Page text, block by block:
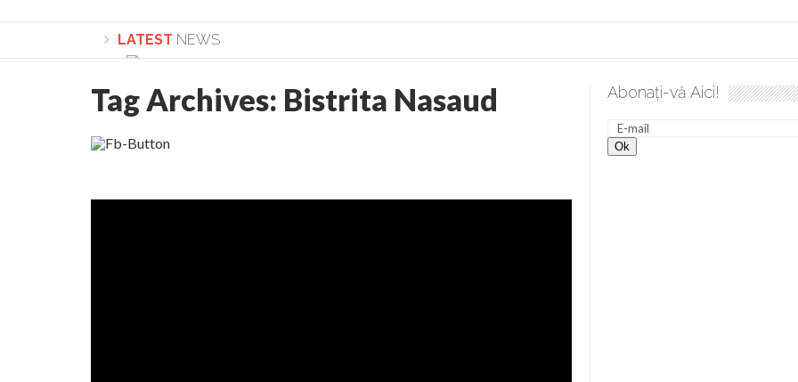
LATEST NEWS
Lepădarea de sine și urmarea lui Hristos. Calea spre desăvârșire. Gând de duminică de Elena Solunca Moise
Academia Română: 5G poate cauza CANCER. Guvernul, dat în judecată pentru HG 5G. Antenele de telefonie
Tag Archives: Bistrita Nasaud Abonați-vă Aici!